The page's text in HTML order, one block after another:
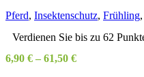
Pferd, Insektenschutz, Frühling,
Verdienen Sie bis zu 62
6,90 € – 61,50 €